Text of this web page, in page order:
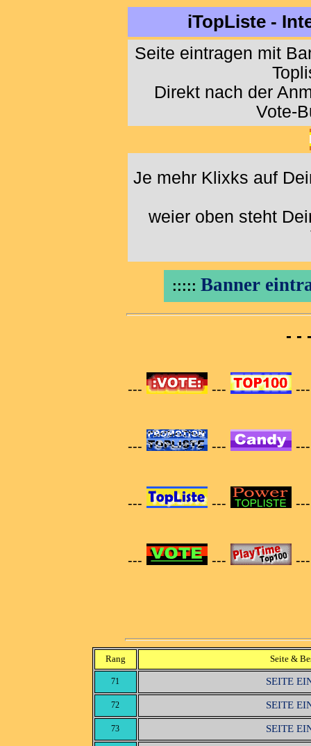
iTopListe -
Seite eintragen mit
Direkt nach der
Vote-
Je mehr Klixks auf
weier oben steht
::::: Banner
- -
--- ---
--- ---
--- ---
--- ---
Rang Seite &
71 SEITE
72 SEITE
73 SEITE